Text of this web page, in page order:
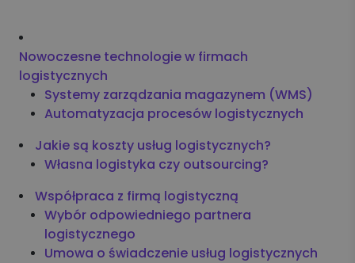
Nowoczesne technologie w firmach
logistycznych
Systemy zarządzania magazynem (WMS)
Automatyzacja procesów logistycznych
Jakie są koszty usług logistycznych?
Własna logistyka czy outsourcing?
Współpraca z firmą logistyczną
Wybór odpowiedniego partnera
logistycznego
Umowa o świadczenie usług logistycznych